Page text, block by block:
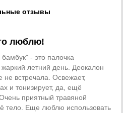
отзывы
люблю!
- это палочка
летний день. Деокалон
не встречала. Освежает,
и тонизирует, да, ещё
приятный травяной
тело. Еще люблю использовать